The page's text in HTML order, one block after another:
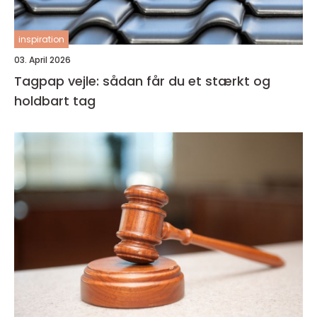
inspiration
03. April 2026
Tagpap vejle: sådan får du et stærkt og
holdbart tag